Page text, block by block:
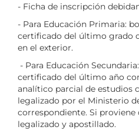
- Ficha de inscripción
- Para Educación Primaria:
certificado del último grado
en el exterior.
- Para Educación
certificado del último año
analítico parcial de estudios
legalizado por el Ministerio
correspondiente. Si proviene
legalizado y apostillado.